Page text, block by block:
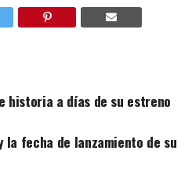
historia a días de su estreno
fecha de lanzamiento de su